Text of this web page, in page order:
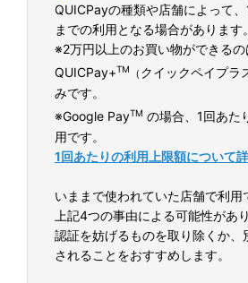
QUICPayの種類や店舗によって
までの利用となる場合があります。
※2万円以上のお買い物ができるの
QUICPay+TM （ クイックペイプラ
みです。
※Google PayTM の場合、1回あた
用です。
1回あたりの利用上限額について
いままで使われていた店舗で利用
上記4つの事由による可能性があ
認証を妨げるものを取り除くか、
されることをおすすめします。